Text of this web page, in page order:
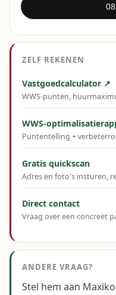
ZELF REKENEN
Vastgoedcalculator ↗
WWS-punten,
WWS-
Puntentelling +
Gratis quickscan
Adres en foto's insturen,
Direct contact
Vraag over een concreet
ANDERE VRAAG?
Stel hem aan